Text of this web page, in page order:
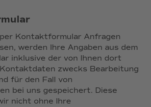
Kontaktformular Anfragen
werden Ihre Angaben aus dem
inklusive der von Ihnen dort
zwecks Bearbeitung
für den Fall von
bei uns gespeichert. Diese
nicht ohne Ihre